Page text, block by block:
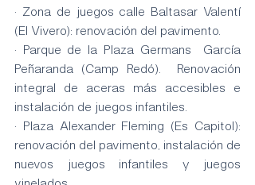
· Zona de juegos calle Baltasar Valentí
(El Vivero): renovación del pavimento.
· Parque de la Plaza Germans  García
Peñaranda (Camp Redó).  Renovación
integral de aceras más accesibles e
instalación de juegos infantiles.
· Plaza Alexander Fleming (Es Capitol):
renovación del pavimento, instalación de
nuevos juegos infantiles y juegos